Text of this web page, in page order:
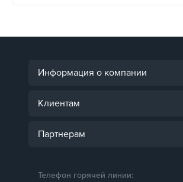
Информация о компании
Клиентам
Партнерам
Телефон горячей линии: